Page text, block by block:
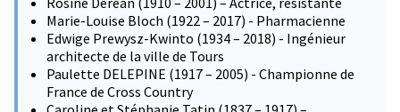
Marie-Louise Bloch (1922 – 2017) - Pharmacienne
Edwige Prewysz-Kwinto (1934 – 2018) - Ingénieur
architecte de la ville de Tours
Paulette DELEPINE (1917 – 2005) - Championne de
France de Cross Country